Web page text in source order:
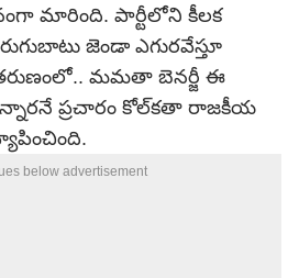
మారింది. పార్టీలోని కీలక
జెండా ఎగురవేస్తూ
మమతా బెనర్జీ ఈ
ప్రచారం కోల్‌కతా రాజకీయ
below advertisement